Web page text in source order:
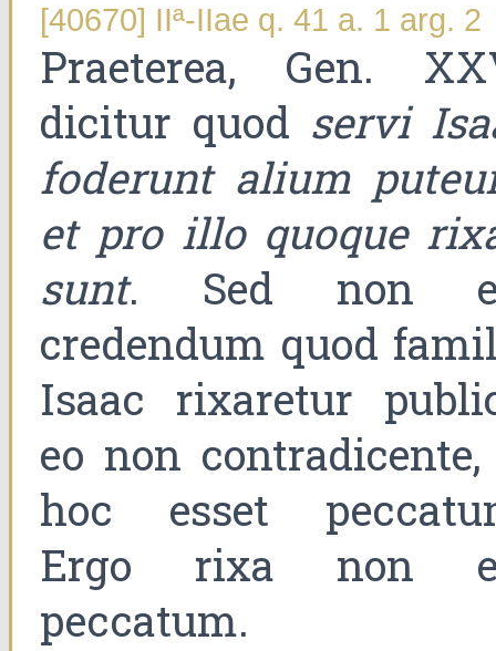
[40670] IIª-IIae q. 41 a. 1 arg. 2
Praeterea, Gen.
dicitur quod servi
foderunt alium
et pro illo quoque
sunt. Sed non
credendum quod
Isaac rixaretur
eo non
hoc esset
Ergo rixa non
peccatum.